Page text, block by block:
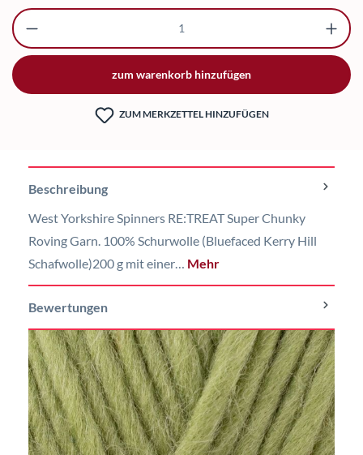
Produkt Anzahl: Gib den gewünschten Wert
zum warenkorb hinzufügen
ZUM MERKZETTEL HINZUFÜGEN
Beschreibung
West Yorkshire Spinners RE:TREAT Super Chunky
Roving Garn. 100% Schurwolle (Bluefaced Kerry Hill
Schafwolle)200 g mit einer… Mehr
Bewertungen